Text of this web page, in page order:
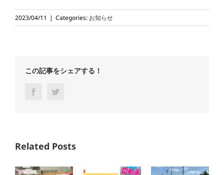
2023/04/11 | Categories: お知らせ
この記事をシェアする！
Facebook
Related Posts